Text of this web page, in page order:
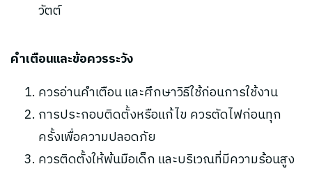
วัตต์
คำเตือนและข้อควรระวัง
ควรอ่านคำเตือน และศึกษาวิธีใช้ก่อนการใช้งาน
การประกอบติดตั้งหรือแก้ไข ควรตัดไฟก่อนทุก
ครั้งเพื่อความปลอดภัย
ควรติดตั้งให้พ้นมือเด็ก และบริเวณที่มีความร้อนสูง